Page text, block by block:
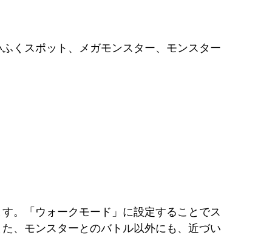
くスポット、メガモンスター、モンスター
。「ウォークモード」に設定することでス
、モンスターとのバトル以外にも、近づい